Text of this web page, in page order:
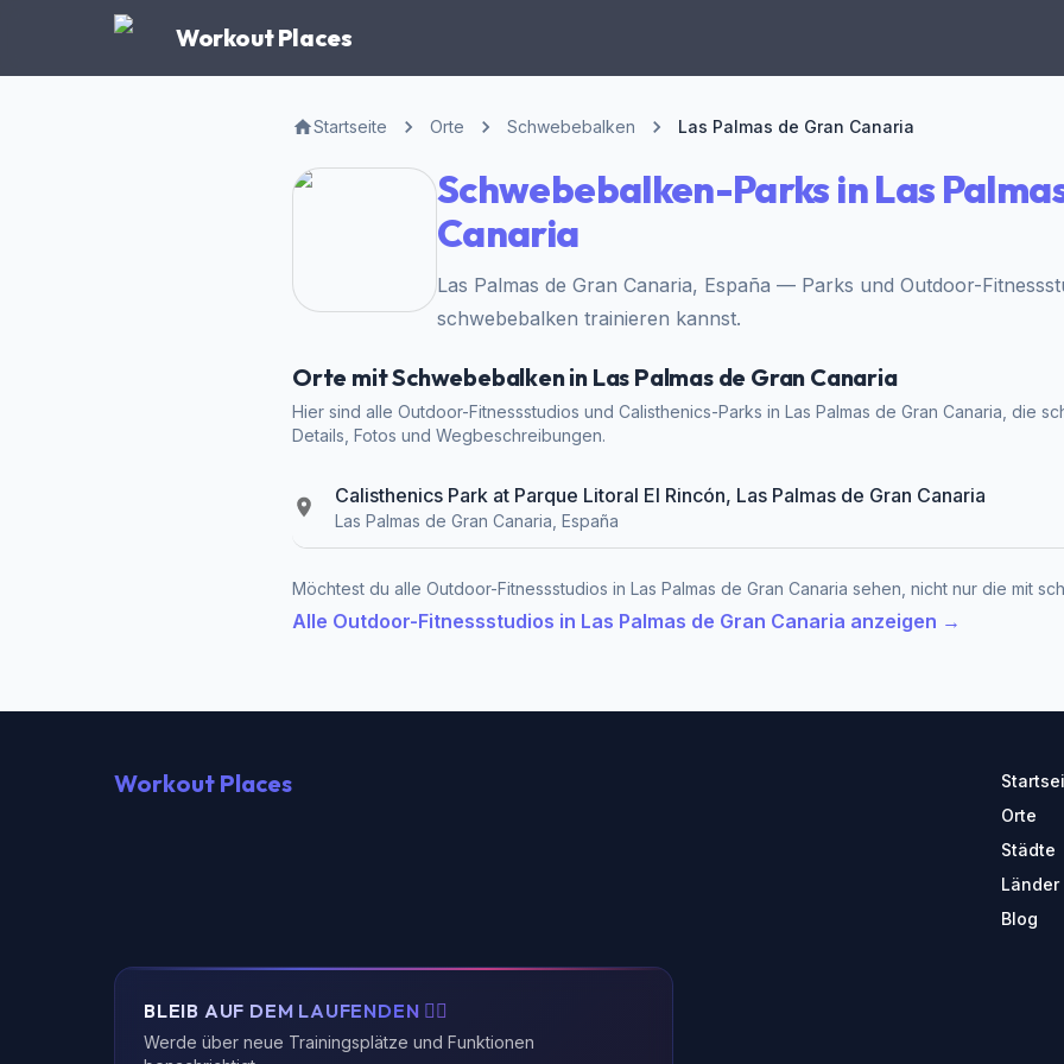
Workout Places
Startseite Orte Schwebebalken Las Palmas de Gran Canaria
Schwebebalken-Parks in Las
Canaria
Las Palmas de Gran Canaria, España — Parks und Outdoor-
schwebebalken trainieren kannst.
Orte mit Schwebebalken in Las Palmas de Gran Canaria
Hier sind alle Outdoor-Fitnessstudios und Calisthenics-Parks in Las Palmas de Gran Canaria, die
Details, Fotos und Wegbeschreibungen.
Calisthenics Park at Parque Litoral El Rincón, Las Palmas de Gran Canaria
Las Palmas de Gran Canaria, España
Möchtest du alle Outdoor-Fitnessstudios in Las Palmas de Gran Canaria sehen, nicht nur die mit
Alle Outdoor-Fitnessstudios in Las Palmas de Gran Canaria anzeigen →
Workout Places
Orte
Städte
Länder
Blog
BLEIB AUF DEM LAUFENDEN 🏃‍♂️
Werde über neue Trainingsplätze und Funktionen